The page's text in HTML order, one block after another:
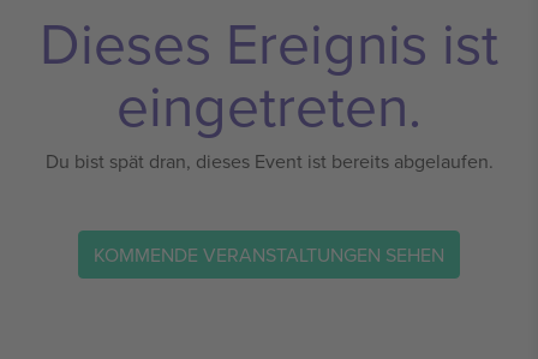
Dieses Ereignis ist
eingetreten.
Du bist spät dran, dieses Event ist bereits abgelaufen.
KOMMENDE VERANSTALTUNGEN SEHEN